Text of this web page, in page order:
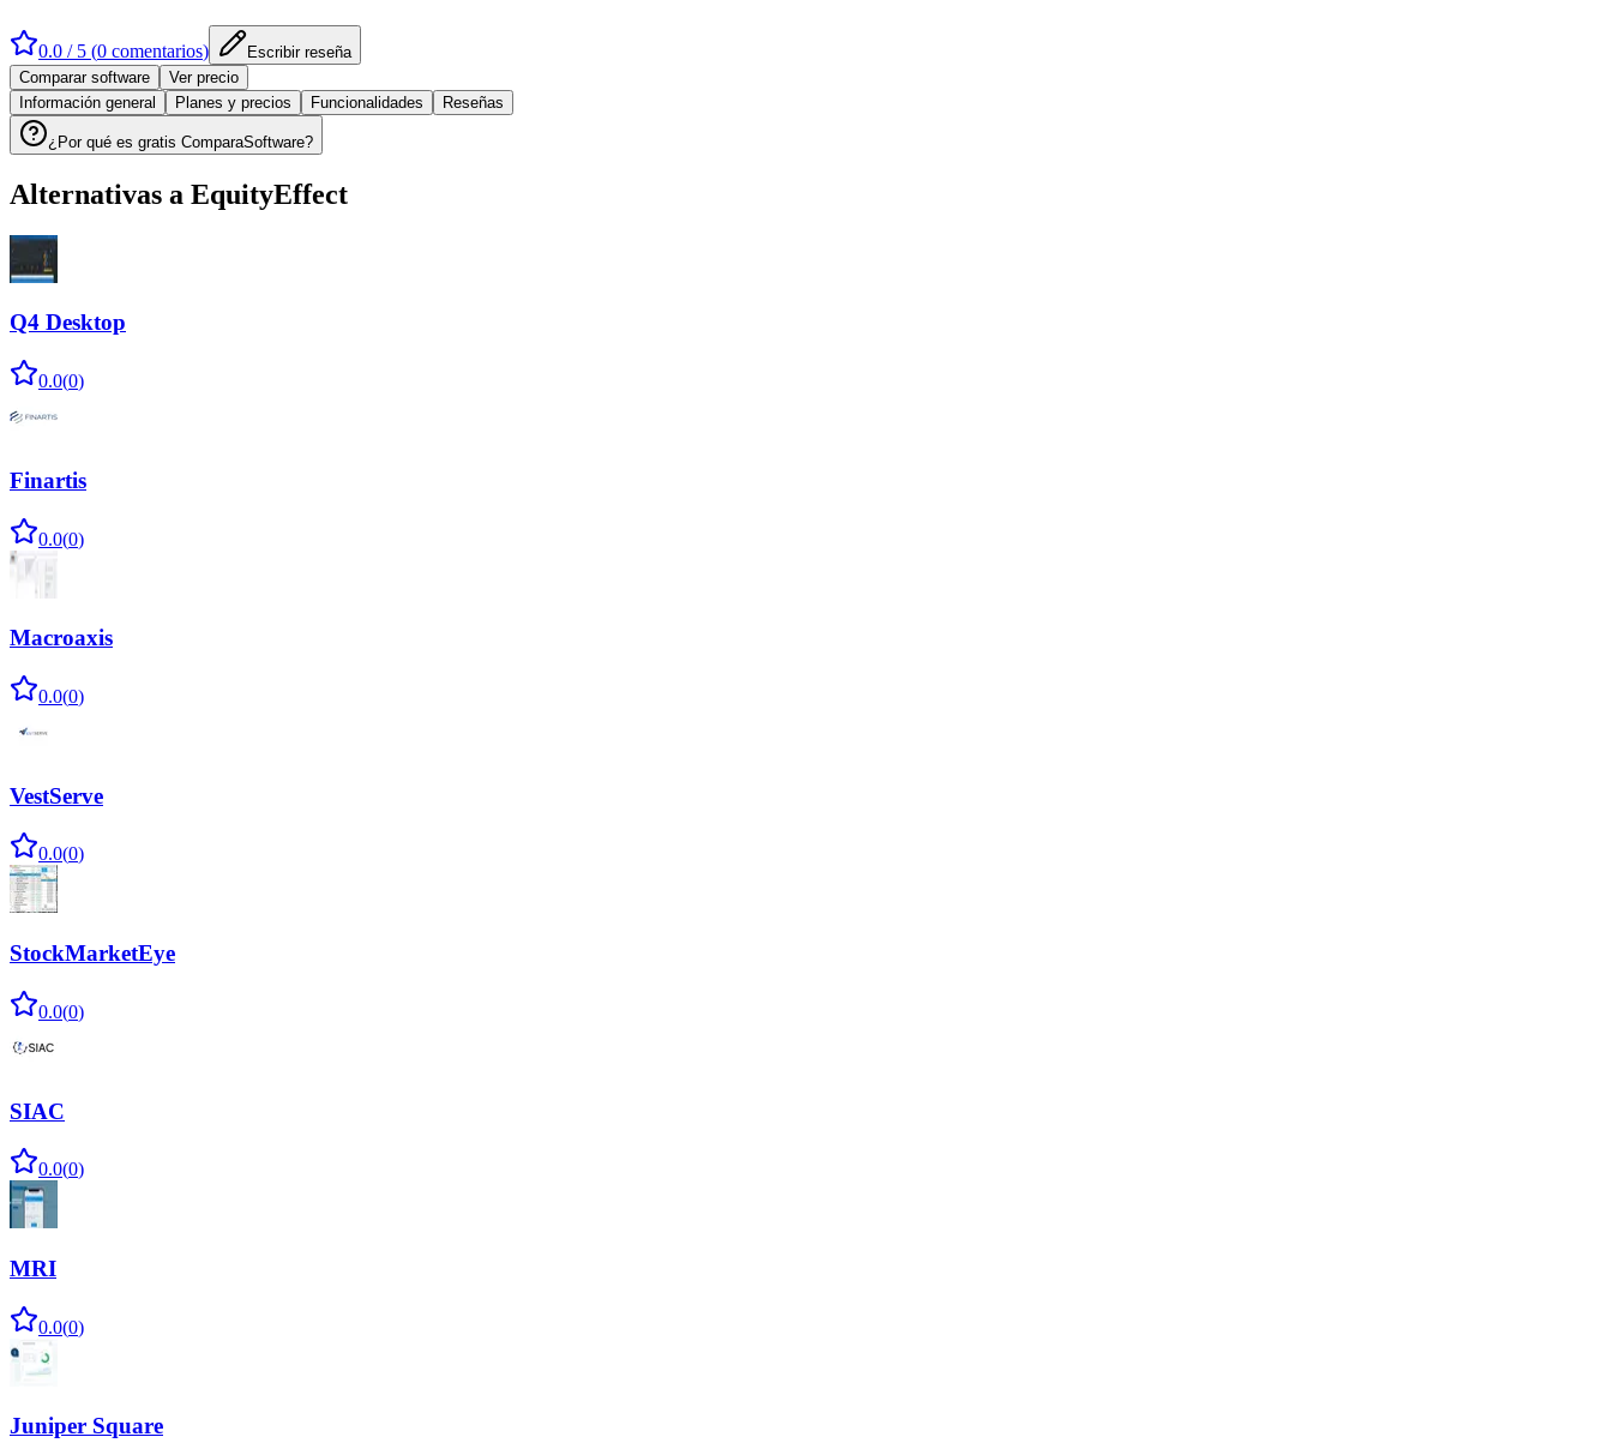
0.0 / 5 (0 comentarios)
Escribir reseña
Comparar software
Ver precio
Información general
Planes y precios Funcionalidades Reseñas
¿Por qué es gratis ComparaSoftware?
Alternativas a EquityEffect
Q4 Desktop
0.0(0)
Finartis
0.0(0)
Macroaxis
0.0(0)
VestServe
0.0(0)
StockMarketEye
0.0(0)
SIAC
0.0(0)
MRI
0.0(0)
Juniper Square